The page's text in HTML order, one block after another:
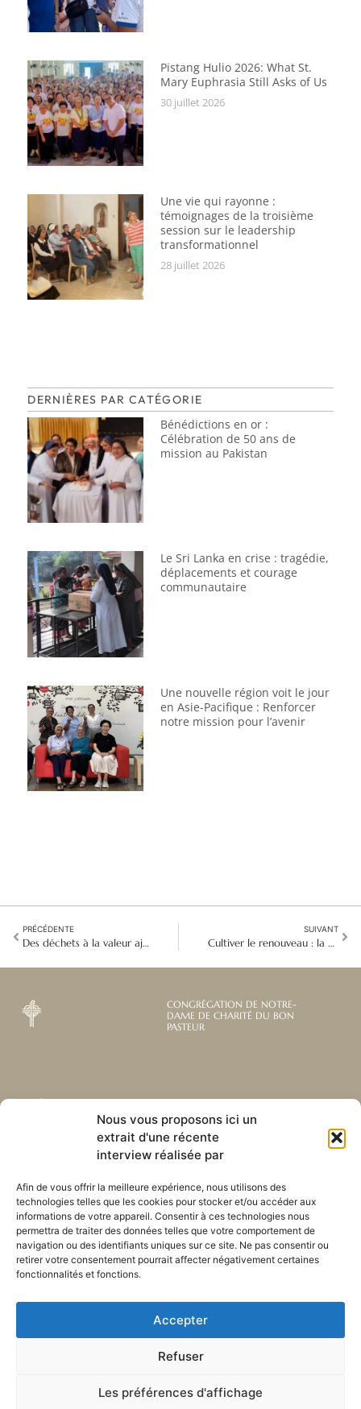
Nous vous proposons ici un
extrait d'une récente
interview réalisée par
Afin de vous offrir la meilleure expérience, nous utilisons des
technologies telles que les cookies pour stocker et/ou accéder aux
informations de votre appareil. Consentir à ces technologies nous
permettra de traiter des données telles que votre comportement de
navigation ou des identifiants uniques sur ce site. Ne pas consentir ou
retirer votre consentement pourrait affecter négativement certaines
fonctionnalités et fonctions.
Accepter
Refuser
Les préférences d'affichage
Pistang Hulio 2026: What St.
Mary Euphrasia Still Asks of Us
30 juillet 2026
Une vie qui rayonne :
témoignages de la troisième
session sur le leadership
transformationnel
28 juillet 2026
DERNIÈRES PAR CATÉGORIE
Bénédictions en or :
Célébration de 50 ans de
mission au Pakistan
Le Sri Lanka en crise : tragédie,
déplacements et courage
communautaire
Une nouvelle région voit le jour
en Asie-Pacifique : Renforcer
notre mission pour l’avenir
PRÉCÉDENTE
Des déchets à la valeur ajoutée : les femmes à l'origine du changement dans les zones rurales de Malaysia
SUIVANT
Cultiver le renouveau : la perspective de la vie contemplative du Bon Pasteur
CONGRÉGATION DE NOTRE-
DAME DE CHARITÉ DU BON
PASTEUR
Abonnez-vous à notre
newsletter mensuelle
Recevez les dernières nouvelles
nos ministères à travers le monde.
S'ABONNER
Liens utiles
Envoyez-nous votre
Plan du site
POLITIQUE DE CONFIDENTIALITÉ